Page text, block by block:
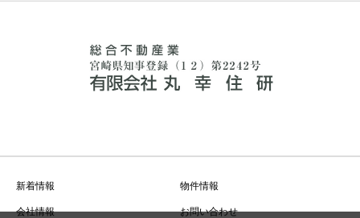
新着情報 物件情報
会社情報 お問い合わせ